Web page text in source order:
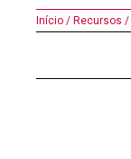
Início / Recursos /